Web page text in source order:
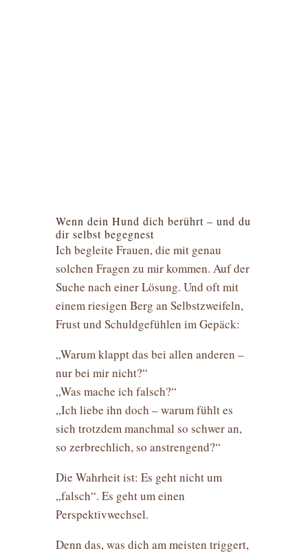
Wenn dein Hund dich berührt – und du
dir selbst begegnest
Ich begleite Frauen, die mit genau
solchen Fragen zu mir kommen. Auf der
Suche nach einer Lösung. Und oft mit
einem riesigen Berg an Selbstzweifeln,
Frust und Schuldgefühlen im Gepäck:
„Warum klappt das bei allen anderen –
nur bei mir nicht?“
„Was mache ich falsch?“
„Ich liebe ihn doch – warum fühlt es
sich trotzdem manchmal so schwer an,
so zerbrechlich, so anstrengend?“
Die Wahrheit ist: Es geht nicht um
„falsch“. Es geht um einen
Perspektivwechsel.
Denn das, was dich am meisten triggert,